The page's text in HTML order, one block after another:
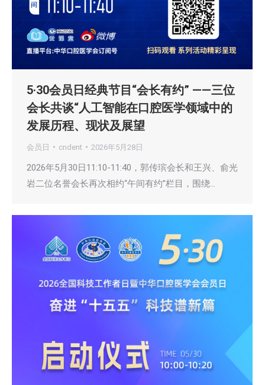
5·30会员日经典节目“会长有约” ——三位
会长共谈“人工智能在口腔医学领域中的
发展历程、现状及展望
会员日 cndent 2026年5月28日
2026年5月30日11:10-11:40，郭传瑸会长和王兴、俞光
岩二位名誉会长再次相约“午间有约”栏目，围绕…